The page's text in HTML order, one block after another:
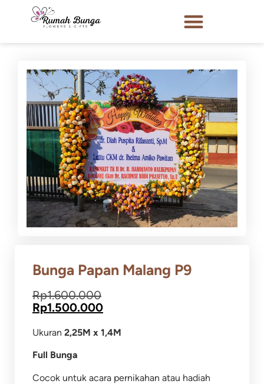
Bunga Papan Malang P9
Rp1.600.000
Rp1.500.000
Ukuran 2,25M x 1,4M
Full Bunga
Cocok untuk acara pernikahan atau hadiah